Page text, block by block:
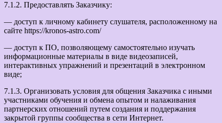
7.1.2. Предоставлять Заказчику:
— доступ к личному кабинету слушателя, расположенному на
сайте https://kronos-astro.com/
— доступ к ПО, позволяющему самостоятельно изучать
информационные материалы в виде видеозаписей,
интерактивных упражнений и презентаций в электронном
виде;
7.1.3. Организовать условия для общения Заказчика с иными
участниками обучения и обмена опытом и налаживания
партнерских отношений путем создания и поддержания
закрытой группы сообщества в сети Интернет.